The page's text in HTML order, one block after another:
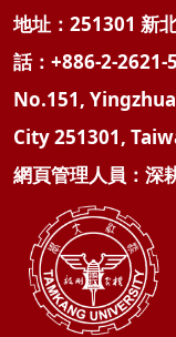
地址：251301
話：+886-2-2621-
No.151,
City 251301,
網頁管理人員：深